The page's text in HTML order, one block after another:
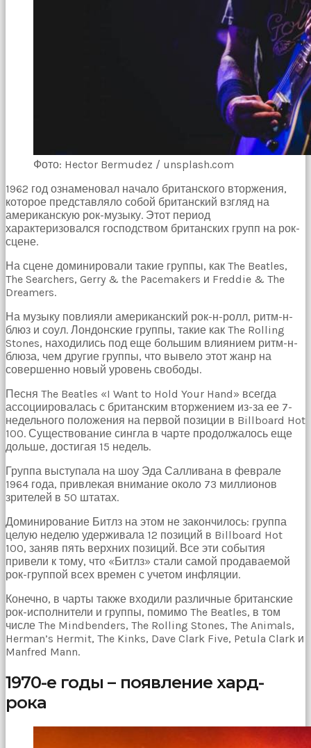
Фото: Hector Bermudez / unsplash.com
1962 год ознаменовал начало британского вторжения,
которое представляло собой британский взгляд на
американскую рок-музыку. Этот период
характеризовался господством британских групп на рок-
сцене.
На сцене доминировали такие группы, как The Beatles,
The Searchers, Gerry & the Pacemakers и Freddie & The
Dreamers.
На музыку повлияли американский рок-н-ролл, ритм-н-
блюз и соул. Лондонские группы, такие как The Rolling
Stones, находились под еще большим влиянием ритм-н-
блюза, чем другие группы, что вывело этот жанр на
совершенно новый уровень свободы.
Песня The Beatles «I Want to Hold Your Hand» всегда
ассоциировалась с британским вторжением из-за ее 7-
недельного положения на первой позиции в Billboard Hot
100. Существование сингла в чарте продолжалось еще
дольше, достигая 15 недель.
Группа выступала на шоу Эда Салливана в феврале
1964 года, привлекая внимание около 73 миллионов
зрителей в 50 штатах.
Доминирование Битлз на этом не закончилось: группа
целую неделю удерживала 12 позиций в Billboard Hot
100, заняв пять верхних позиций. Все эти события
привели к тому, что «Битлз» стали самой продаваемой
рок-группой всех времен с учетом инфляции.
Конечно, в чарты также входили различные британские
рок-исполнители и группы, помимо The Beatles, в том
числе The Mindbenders, The Rolling Stones, The Animals,
Herman’s Hermit, The Kinks, Dave Clark Five, Petula Clark и
Manfred Mann.
1970-е годы – появление хард-
рока